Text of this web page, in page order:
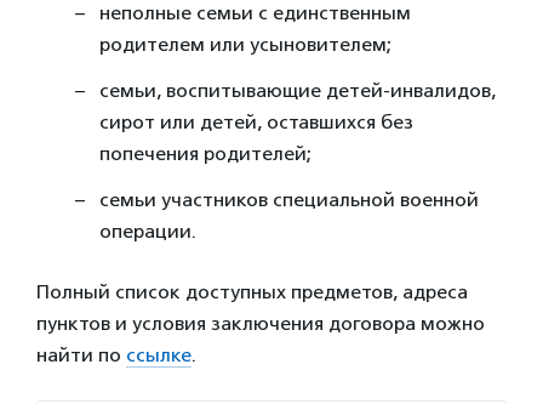
неполные семьи с единственным
родителем или усыновителем;
семьи, воспитывающие детей-инвалидов,
сирот или детей, оставшихся без
попечения родителей;
семьи участников специальной военной
операции.
Полный список доступных предметов, адреса
пунктов и условия заключения договора можно
найти по ссылке.